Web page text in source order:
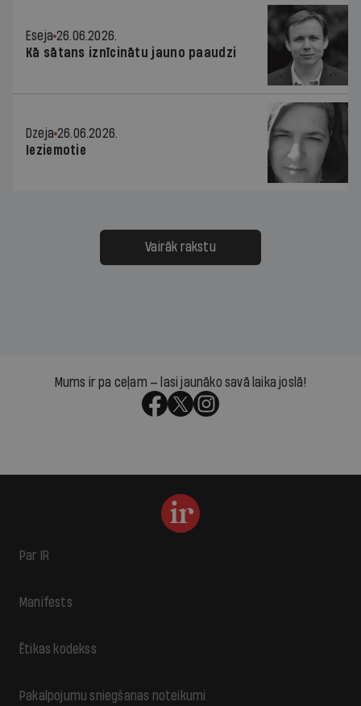
Eseja 26.06.2026.
Kā sātans iznīcinātu jauno paaudzi
Dzeja 26.06.2026.
Ieziemotie
Vairāk rakstu
Mums ir pa ceļam — lasi jaunāko savā laika joslā!
Par IR
Manifests
Ētikas kodekss
Pakalpojumu sniegšanas noteikumi